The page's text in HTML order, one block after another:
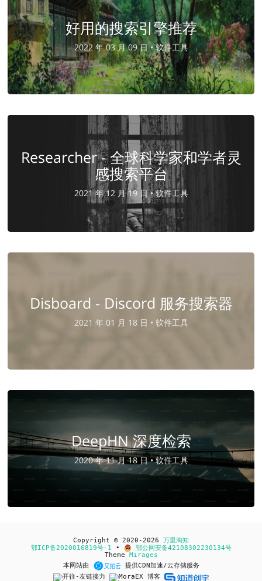
好用的搜索引擎推荐
2022 年 03 月 09 日 •软件工具
Researcher - 全球科学家和学者灵
感搜索平台
2021 年 12 月 19 日 •软件工具
Disboard - Discord 服务搜索器
2021 年 01 月 18 日 • 软件工具
DeepHN 深度检索
2020 年 11 月 18 日 •软件工具
Copyright © 2020-2026 万里淘知
鄂ICP备2020016819号-1 •
鄂公网安备42108302230134号
Theme Mirages
本网站由
提供CDN加速/云存储服务